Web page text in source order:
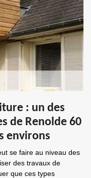
: un des
de Renolde 60
environs
se faire au niveau des
des travaux de
que ces types